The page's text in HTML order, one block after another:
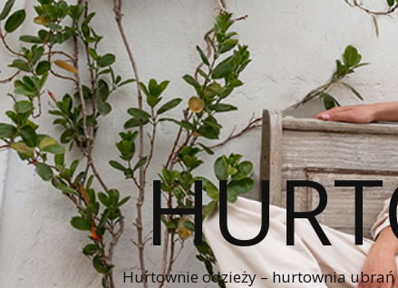
Hurtownie odzieży – hurtownia